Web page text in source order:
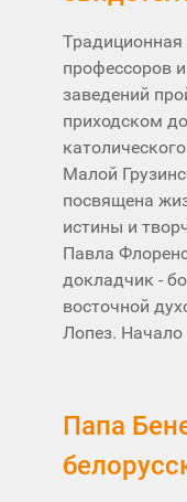
Традиционная
профессоров
заведений
приходском
Малой
посвящена
истины и
Павла
докладчик -
восточной
Лопез. Начало
Папа